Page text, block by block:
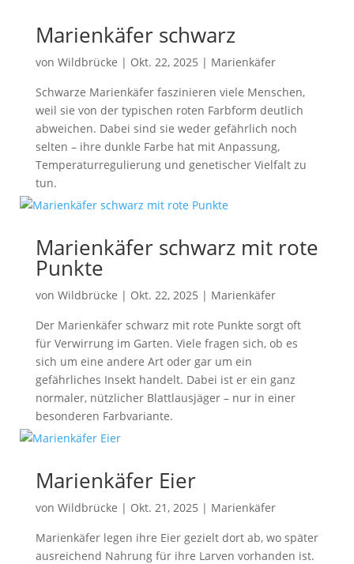
Marienkäfer schwarz
von Wildbrücke | Okt. 22, 2025 | Marienkäfer
Schwarze Marienkäfer faszinieren viele Menschen,
weil sie von der typischen roten Farbform deutlich
abweichen. Dabei sind sie weder gefährlich noch
selten – ihre dunkle Farbe hat mit Anpassung,
Temperaturregulierung und genetischer Vielfalt zu
tun.
Marienkäfer schwarz mit rote
Punkte
von Wildbrücke | Okt. 22, 2025 | Marienkäfer
Der Marienkäfer schwarz mit rote Punkte sorgt oft
für Verwirrung im Garten. Viele fragen sich, ob es
sich um eine andere Art oder gar um ein
gefährliches Insekt handelt. Dabei ist er ein ganz
normaler, nützlicher Blattlausjäger – nur in einer
besonderen Farbvariante.
Marienkäfer Eier
von Wildbrücke | Okt. 21, 2025 | Marienkäfer
Marienkäfer legen ihre Eier gezielt dort ab, wo später
ausreichend Nahrung für ihre Larven vorhanden ist.